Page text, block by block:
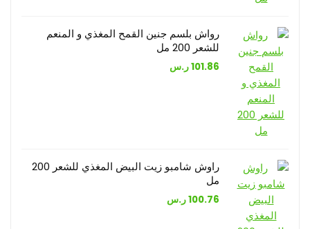
رواش بلسم جنين القمح المغذي و المنعم
للشعر 200 مل
101.86ر.س
راوش شامبو زيت البيض المغذي للشعر 200
مل
100.76ر.س